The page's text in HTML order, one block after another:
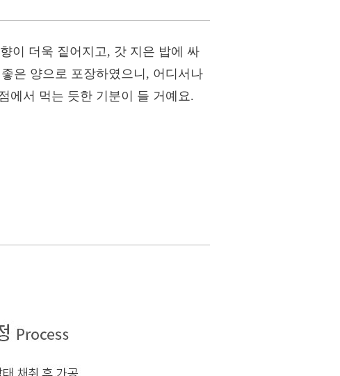
이 더욱 짙어지고, 갓 지은 밥에 싸
은 양으로 포장하였으니, 어디서나
에서 먹는 듯한 기분이 들 거예요.